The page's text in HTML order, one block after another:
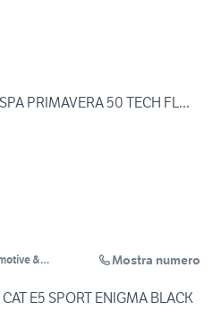
PRIMAVERA 50 TECH FL...
&
Mostra numero
E5 SPORT ENIGMA BLACK